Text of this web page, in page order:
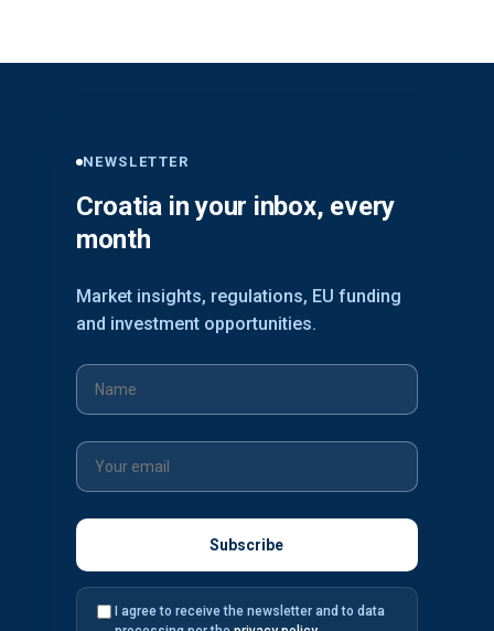
NEWSLETTER
Croatia in your inbox, every
month
Market insights, regulations, EU funding
and investment opportunities.
I agree to receive the newsletter and to data